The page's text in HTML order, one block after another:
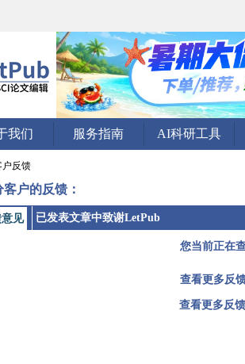
我们 服务指南 AI科研工具
户反馈
户的反馈：
见 已发表文章中致谢LetPub
您当前正在
查看更多反
查看更多反馈